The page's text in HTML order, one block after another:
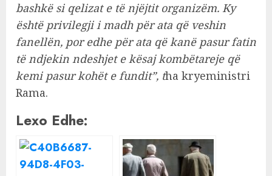
bashkë si qelizat e të njëjtit organizëm. Ky
është privilegji i madh për ata që veshin
fanellën, por edhe për ata që kanë pasur fatin
të ndjekin ndeshjet e kësaj kombëtareje që
kemi pasur kohët e fundit”, tha kryeministri
Rama.
Lexo Edhe: